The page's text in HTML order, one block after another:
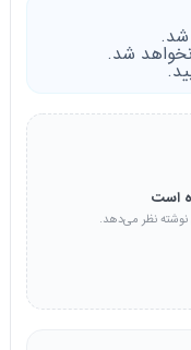
شد.
شد.
است
نوشته نظر می‌دهد.